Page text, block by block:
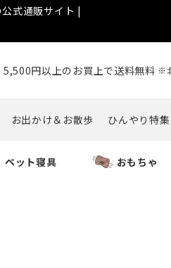
式通販サイト |
5,500円以上のお買上で送料無料 ※
お出かけ＆お散歩 ひんやり特集
ペット寝具 おもちゃ